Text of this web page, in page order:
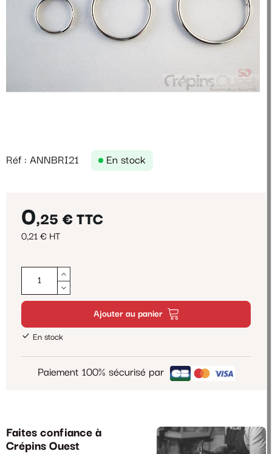
Réf : ANNBRI21 En stock
0,25 € TTC
0,21 € HT
Ajouter au panier
En stock
Paiement 100% sécurisé par
Faites confiance à
Crépins Ouest